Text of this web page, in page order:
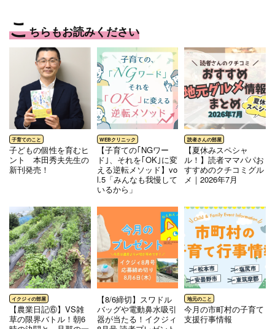
こちらもお読みください
⼦どもの個性を育むヒ
ント 本⽥秀夫先⽣の
新刊発売！
【子育ての｢NGワー
ド｣、それを｢OK｣に変
える逆転メソッド】vo
l.5「みんなも我慢して
いるから」
【夏休みスペシャ
ル！】読者ママパパお
すすめのクチコミグル
メ｜2026年7月
【農業日記⑥】VS雑
草の限界バトル！朝6
【8/6締切】スワドル
バッグや電動鼻水吸引
器が当たる！イクジィ
今月の市町村の子育て
支援行事情報